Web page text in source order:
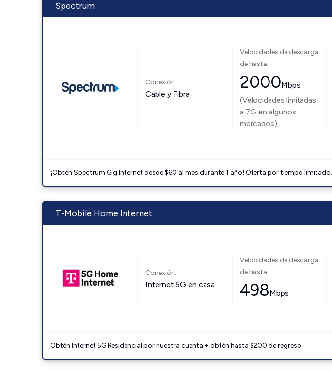
Spectrum
Conexión:
Cable y Fibra
Velocidades de descarga
de hasta
2000Mbps
(Velocidades limitadas
a 7G en algunos
mercados)
¡Obtén Spectrum Gig Internet desde $60 al mes durante 1 año! Oferta por tiempo limitado.
T-Mobile Home Internet
Conexión:
Internet 5G en casa
Velocidades de descarga
de hasta
498Mbps
Obtén Internet 5G Residencial por nuestra cuenta + obtén hasta $200 de regreso.